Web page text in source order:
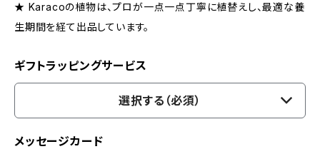
★ Karacoの植物は、プロが一点一点丁寧に植替えし、最適な養
生期間を経て出品しています。
ギフトラッピングサービス
選択する（必須）
メッセージカード